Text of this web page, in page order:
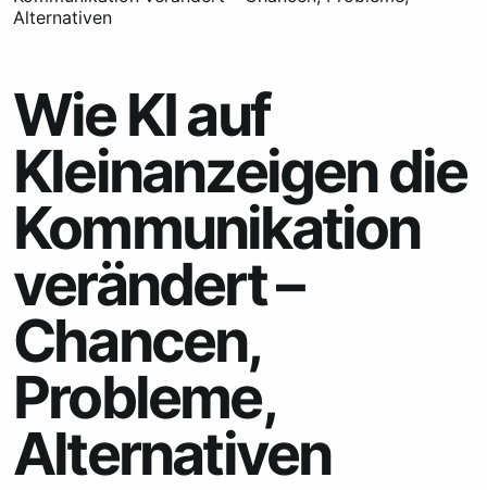
Alternativen
Wie KI auf
Kleinanzeigen die
Kommunikation
verändert –
Chancen,
Probleme,
Alternativen